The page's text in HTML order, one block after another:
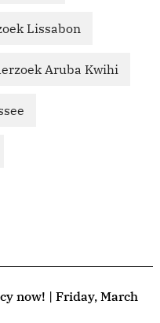
Lissabon
Aruba Kwihi
now! | Friday, March